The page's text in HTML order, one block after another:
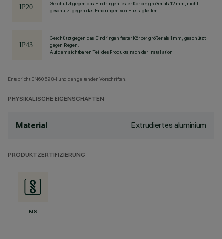
Geschützt gegen das Eindringen fester Körper größer als 12 mm, nicht
geschützt gegen das Eindringen von Flüssigkeiten.
Geschützt gegen das Eindringen fester Körper größer als 1 mm, geschützt
gegen Regen.
Auf dem sichtbaren Teil des Produkts nach der Installation
Entspricht EN60598-1 und den geltenden Vorschriften.
PHYSIKALISCHE EIGENSCHAFTEN
Material Extrudiertes aluminium
PRODUKTZERTIFIZIERUNG
BIS